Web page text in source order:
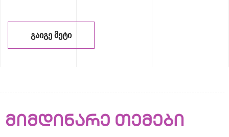
ᲒᲐᲘᲒᲔ ᲛᲔᲢᲘ
მიმდინარე თემები